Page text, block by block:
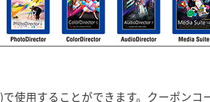
使用することができます。クーポンコ